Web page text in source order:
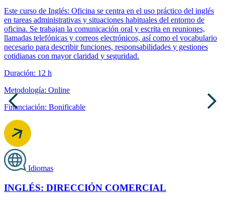
Este curso de Inglés: Oficina se centra en el uso práctico del inglés
en tareas administrativas y situaciones habituales del entorno de
oficina. Se trabajan la comunicación oral y escrita en reuniones,
llamadas telefónicas y correos electrónicos, así como el vocabulario
necesario para describir funciones, responsabilidades y gestiones
cotidianas con mayor claridad y seguridad.
Duración: 12 h
Metodología: Online
Financiación: Bonificable
Idiomas
INGLÉS: DIRECCIÓN COMERCIAL